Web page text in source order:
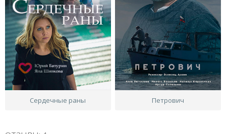
Сердечные раны Петрович